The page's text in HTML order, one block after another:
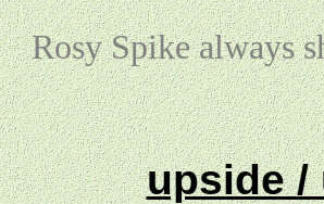
Rosy Spike always
upside